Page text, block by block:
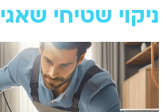
ניקוי שטיחי שאגי